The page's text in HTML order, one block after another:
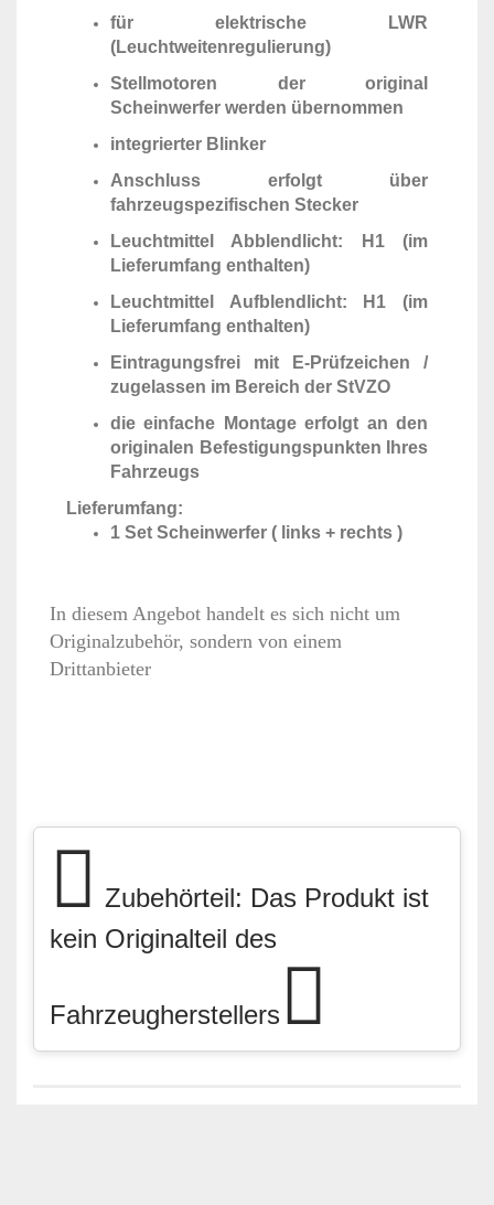
für elektrische LWR
(Leuchtweitenregulierung)
Stellmotoren der original
Scheinwerfer werden übernommen
integrierter Blinker
Anschluss erfolgt über
fahrzeugspezifischen Stecker
Leuchtmittel Abblendlicht: H1 (im
Lieferumfang enthalten)
Leuchtmittel Aufblendlicht: H1 (im
Lieferumfang enthalten)
Eintragungsfrei mit E-Prüfzeichen /
zugelassen im Bereich der StVZO
die einfache Montage erfolgt an den
originalen Befestigungspunkten Ihres
Fahrzeugs
Lieferumfang:
1 Set Scheinwerfer ( links + rechts )
In diesem Angebot handelt es sich nicht um
Originalzubehör, sondern von einem
Drittanbieter
Zubehörteil: Das Produkt ist
kein Originalteil des
Fahrzeugherstellers